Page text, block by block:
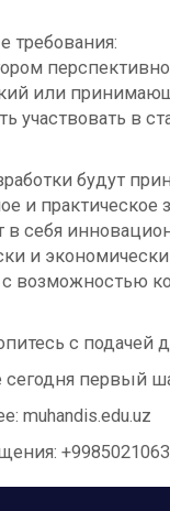
требования:
или
участвовать в
будут
и практическое
в себя
и
возможностью
с подачей
сегодня первый
muhandis.edu.uz